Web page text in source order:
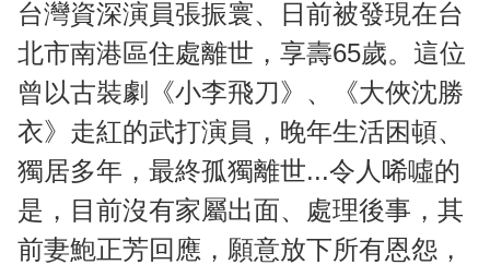
M
u
t
台灣資深演員張振寰、日前被發現在台
北市南港區住處離世，享壽65歲。這位
曾以古裝劇《小李飛刀》、《大俠沈勝
衣》走紅的武打演員，晚年生活困頓、
獨居多年，最終孤獨離世...令人唏噓的
是，目前沒有家屬出面、處理後事，其
前妻鮑正芳回應，願意放下所有恩怨，